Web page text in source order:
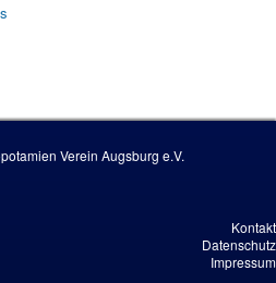
Verein Augsburg e.V.
Kontakt
Datenschutz
Impressum